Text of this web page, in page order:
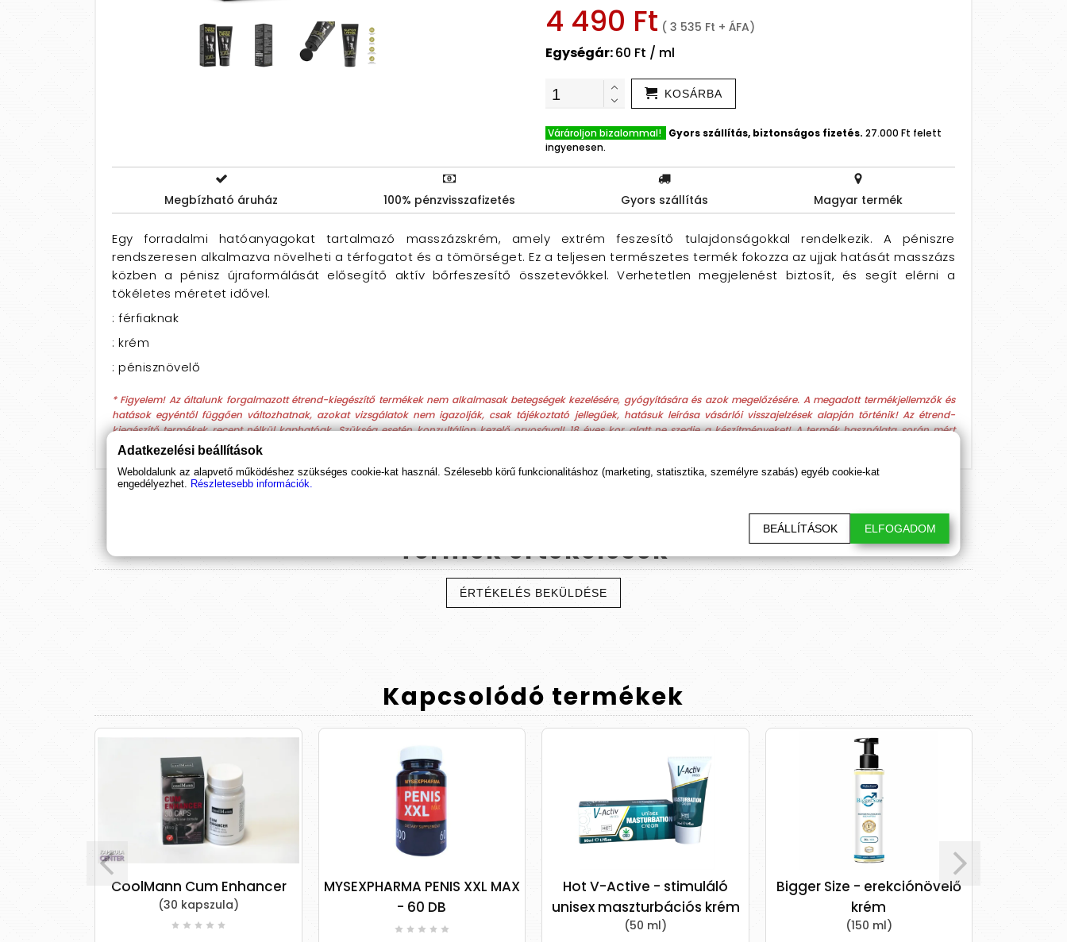
4 490 Ft ( 3 535 Ft + ÁFA)
Egységár:60 Ft / ml
KOSÁRBA
Várároljon bizalommal! Gyors szállítás, biztonságos fizetés. 27.000 Ft felett
ingyenesen.
Megbízható áruház 100% pénzvisszafizetés Gyors szállítás Magyar termék
Egy forradalmi hatóanyagokat tartalmazó masszázskrém, amely extrém feszesítő tulajdonságokkal rendelkezik. A péniszre
rendszeresen alkalmazva növelheti a térfogatot és a tömörséget. Ez a teljesen természetes termék fokozza az ujjak hatását masszázs
közben a pénisz újraformálását elősegítő aktív bőrfeszesítő összetevőkkel. Verhetetlen megjelenést biztosít, és segít elérni a
tökéletes méretet idővel.
: férfiaknak
: krém
: pénisznövelő
* Figyelem! Az általunk forgalmazott étrend-kiegészítő termékek nem alkalmasak betegségek kezelésére, gyógyítására és azok megelőzésére. A megadott termékjellemzők és
hatások egyéntől függően változhatnak, azokat vizsgálatok nem igazolják, csak tájékoztató jellegűek, hatásuk leírása vásárlói visszajelzések alapján történik! Az étrend-
kiegészítő termékek recept nélkül kaphatóak. Szükség esetén konzultáljon kezelő orvosával! 18 éves kor alatt ne szedje a készítményeket! A termék használata során mért
méretnövekedés mértéke nem megállapított, hatására nem bizonyított.
Termékértékelések
ÉRTÉKELÉS BEKÜLDÉSE
Kapcsolódó termékek
CoolMann Cum Enhancer
(30 kapszula)
MYSEXPHARMA PENIS XXL MAX
- 60 DB
Hot V-Active - stimuláló
unisex maszturbációs krém
(50 ml)
Bigger Size - erekciónövelő
krém
(150 ml)
Adatkezelési beállítások
Weboldalunk az alapvető működéshez szükséges cookie-kat használ. Szélesebb körű funkcionalitáshoz (marketing, statisztika, személyre szabás) egyéb cookie-kat
engedélyezhet. Részletesebb információk.
BEÁLLÍTÁSOK ELFOGADOM